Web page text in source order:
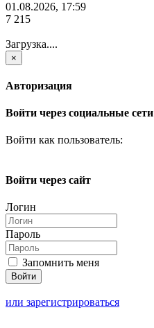
01.08.2026, 17:59
7 215
Загрузка....
×
Авторизация
Войти через социальные сети
Войти как пользователь:
Войти через сайт
Логин
Пароль
Запомнить меня
или зарегистрироваться